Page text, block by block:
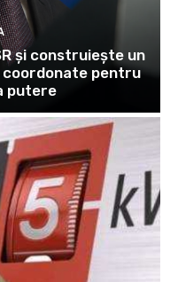
și construiește un
pentru
putere